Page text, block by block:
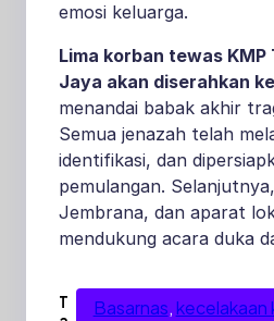
emosi keluarga.
Lima korban tewas KMP
Jaya akan diserahkan
menandai babak akhir
Semua jenazah telah
identifikasi, dan
pemulangan. Selanjutnya,
Jembrana, dan aparat
mendukung acara duka
T
Basarnas, kecelakaan